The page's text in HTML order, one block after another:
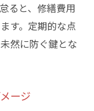
ると、修繕費用
す。定期的な点
然に防ぐ鍵とな
ージ